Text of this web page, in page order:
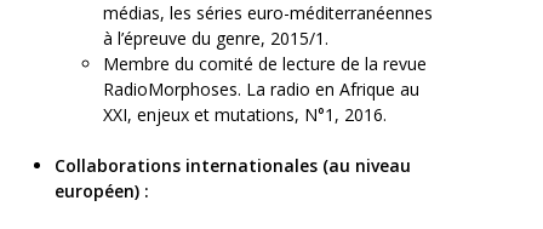
médias, les séries euro-méditerranéennes
à l’épreuve du genre, 2015/1.
Membre du comité de lecture de la revue
RadioMorphoses. La radio en Afrique au
XXI, enjeux et mutations, N°1, 2016.
Collaborations internationales (au niveau
européen) :